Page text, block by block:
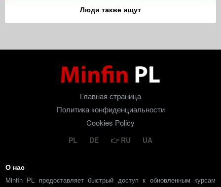
Люди также ищут
Главная страница
Политика конфиденциальности
Cookies Policy
PL DE RU UA
О нас
Minfin PL предоставляет быстрый доступ к обновленным курсам